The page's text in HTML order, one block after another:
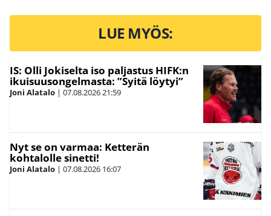
LUE MYÖS:
IS: Olli Jokiselta iso paljastus HIFK:n
ikuisuusongelmasta: ”Syitä löytyi”
Joni Alatalo | 07.08.202621:59
Nyt se on varmaa: Ketterän
kohtalolle sinetti!
Joni Alatalo | 07.08.2026 16:07